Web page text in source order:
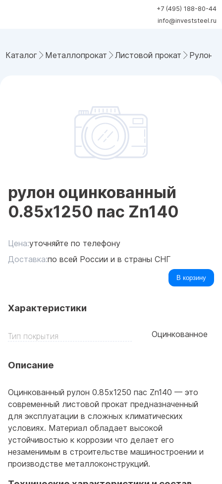
+7 (495) 188-80-44
info@investsteel.ru
Каталог Металлопрокат Листовой прокат
рулон оцинкованный
0.85x1250 пас Zn140
Цена:уточняйте по телефону
Доставка:по всей России и в страны СНГ
В корзину
Характеристики
Тип покрытия Оцинкованное
Описание
Оцинкованный рулон 0.85x1250 пас Zn140 — это
современный листовой прокат предназначенный
для эксплуатации в сложных климатических
условиях. Материал обладает высокой
устойчивостью к коррозии что делает его
незаменимым в строительстве машиностроении и
производстве металлоконструкций.